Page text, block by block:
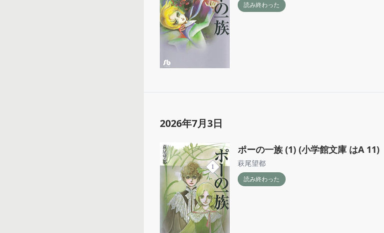
読み終わった
2026年7月3日
ポーの一族 (1) (小学館文庫 はA 11)
萩尾望都
読み終わった